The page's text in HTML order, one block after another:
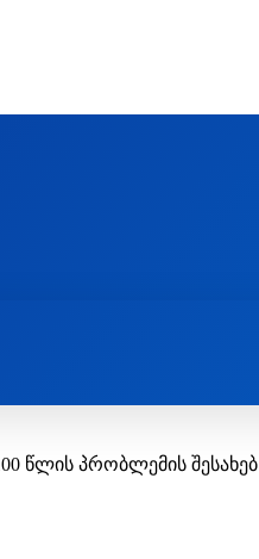
წლის პრობლემის შესახებ